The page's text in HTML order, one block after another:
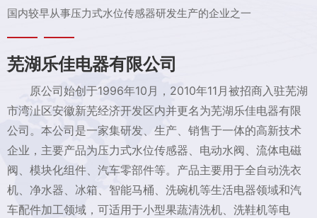
国内较早从事压力式水位传感器研发生产的企业之一
芜湖乐佳电器有限公司
原公司始创于1996年10月，2010年11月被招商入驻芜湖
市湾沚区安徽新芜经济开发区内并更名为芜湖乐佳电器有限
公司。本公司是一家集研发、生产、销售于一体的高新技术
企业，主要产品为压力式水位传感器、电动水阀、流体电磁
阀、模块化组件、汽车零部件等。产品主要用于全自动洗衣
机、净水器、冰箱、智能马桶、洗碗机等生活电器领域和汽
车配件加工领域，可适用于小型果蔬清洗机、洗鞋机等电